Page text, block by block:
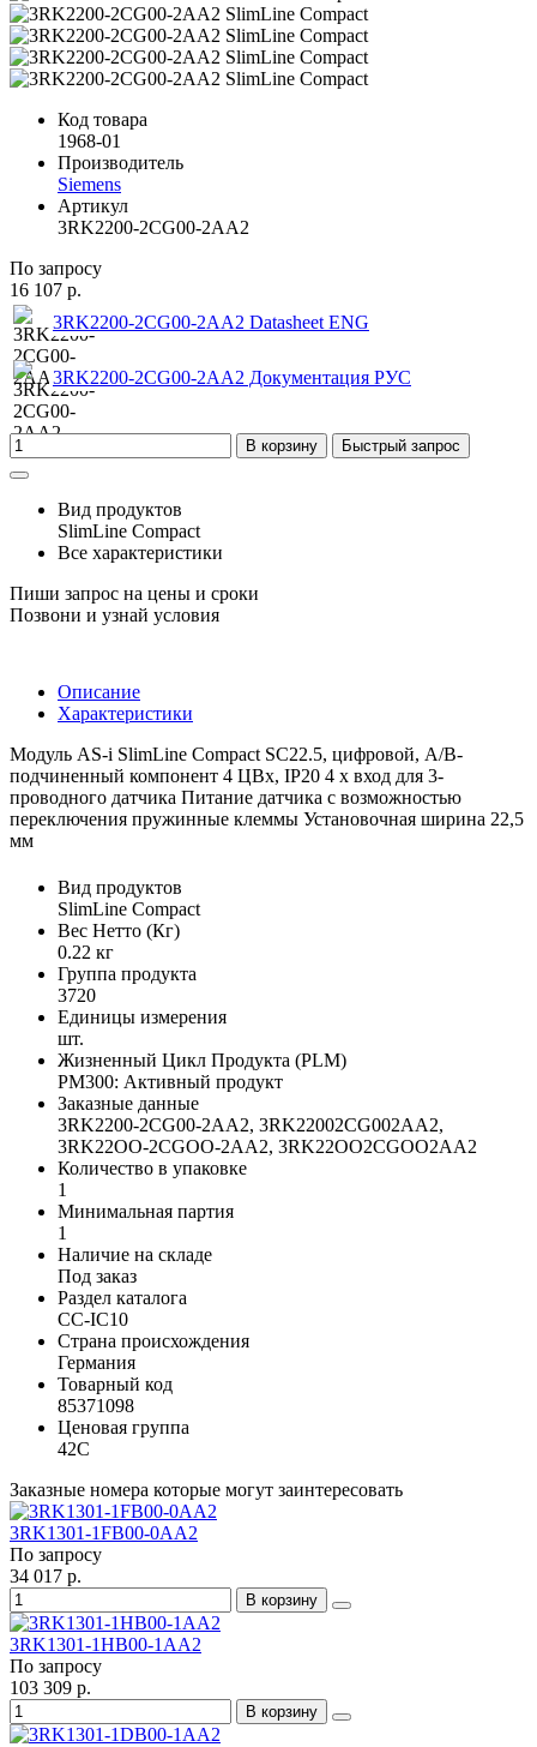
Код товара
1968-01
Производитель
Siemens
Артикул
3RK2200-2CG00-2AA2
По запросу
16 107 р.
3RK2200-2CG00-2AA2 Datasheet ENG
3RK2200-2CG00-2AA2 Документация РУС
В корзину Быстрый запрос
Вид продуктов
SlimLine Compact
Все характеристики
Пиши запрос на цены и сроки
Позвони и узнай условия
Описание
Характеристики
Модуль AS-i SlimLine Compact SC22.5, цифровой, A/B-
подчиненный компонент 4 ЦВх, IP20 4 x вход для 3-
проводного датчика Питание датчика с возможностью
переключения пружинные клеммы Установочная ширина 22,5
мм
Вид продуктов
SlimLine Compact
Вес Нетто (Кг)
0.22 кг
Группа продукта
3720
Единицы измерения
шт.
Жизненный Цикл Продукта (PLM)
PM300: Активный продукт
Заказные данные
3RK2200-2CG00-2AA2, 3RK22002CG002AA2,
3RK22OO-2CGOO-2AA2, 3RK22OO2CGOO2AA2
Количество в упаковке
1
Минимальная партия
1
Наличие на складе
Под заказ
Раздел каталога
CC-IC10
Страна происхождения
Германия
Товарный код
85371098
Ценовая группа
42C
Заказные номера которые могут заинтересовать
3RK1301-1FB00-0AA2
По запросу
34 017 р.
В корзину
3RK1301-1HB00-1AA2
По запросу
103 309 р.
В корзину